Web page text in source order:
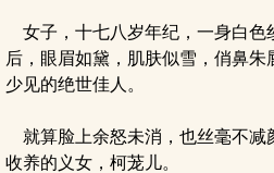
女子，十七八岁年纪，一身白色
后，眼眉如黛，肌肤似雪，俏鼻朱
少见的绝世佳人。
就算脸上余怒未消，也丝毫不减
收养的义女，柯茏儿。